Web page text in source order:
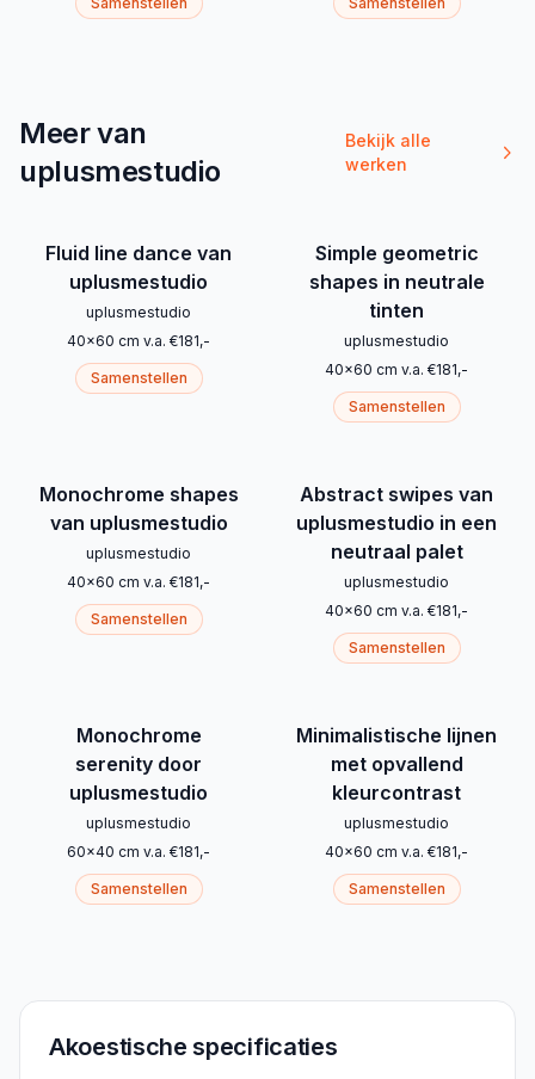
Meer van
uplusmestudio
Bekijk alle
werken
Fluid line dance van
uplusmestudio
uplusmestudio
40x60 cm v.a. €181,-
Samenstellen
Simple geometric
shapes in neutrale
tinten
uplusmestudio
40x60 cm v.a. €181,-
Samenstellen
Monochrome shapes
van uplusmestudio
uplusmestudio
40x60 cm v.a. €181,-
Samenstellen
Abstract swipes van
uplusmestudio in een
neutraal palet
uplusmestudio
40x60 cm v.a. €181,-
Samenstellen
Monochrome
serenity door
uplusmestudio
uplusmestudio
60x40 cm v.a. €181,-
Samenstellen
Minimalistische lijnen
met opvallend
kleurcontrast
uplusmestudio
40x60 cm v.a. €181,-
Samenstellen
Akoestische specificaties